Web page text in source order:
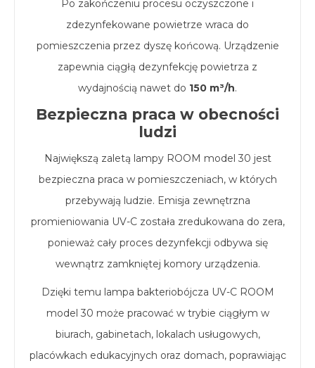
Po zakończeniu procesu oczyszczone i
zdezynfekowane powietrze wraca do
pomieszczenia przez dyszę końcową. Urządzenie
zapewnia ciągłą dezynfekcję powietrza z
wydajnością nawet do 150 m³/h.
Bezpieczna praca w obecności
ludzi
Największą zaletą lampy ROOM model 30 jest
bezpieczna praca w pomieszczeniach, w których
przebywają ludzie. Emisja zewnętrzna
promieniowania UV-C została zredukowana do zera,
ponieważ cały proces dezynfekcji odbywa się
wewnątrz zamkniętej komory urządzenia.
Dzięki temu lampa bakteriobójcza UV-C ROOM
model 30 może pracować w trybie ciągłym w
biurach, gabinetach, lokalach usługowych,
placówkach edukacyjnych oraz domach, poprawiając